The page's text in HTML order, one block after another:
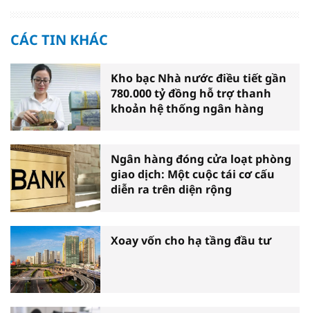
CÁC TIN KHÁC
Kho bạc Nhà nước điều tiết gần
780.000 tỷ đồng hỗ trợ thanh
khoản hệ thống ngân hàng
Ngân hàng đóng cửa loạt phòng
giao dịch: Một cuộc tái cơ cấu
diễn ra trên diện rộng
Xoay vốn cho hạ tầng đầu tư